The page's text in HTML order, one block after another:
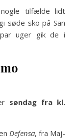
tilfælde lidt
søde sko på San
uger gik de i
søndag fra kl.
Defensa, fra Maj-